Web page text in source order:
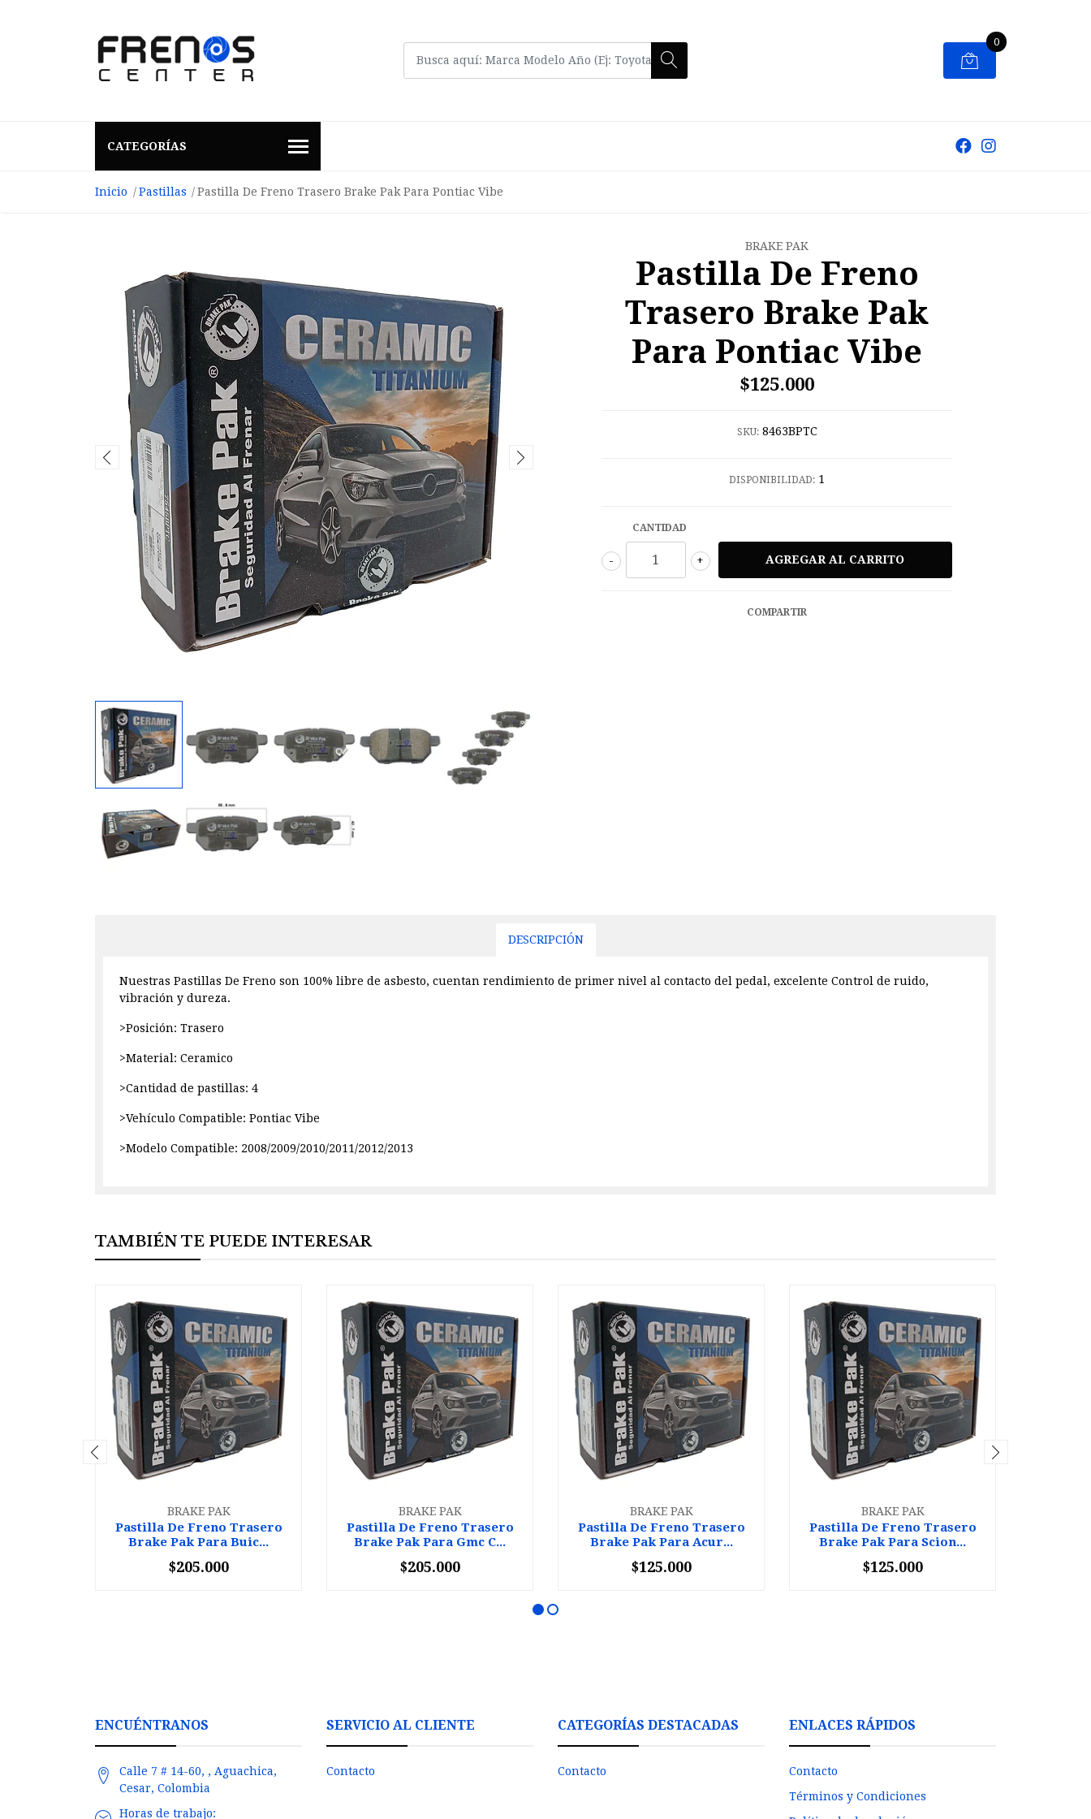
0
CATEGORÍAS
Inicio Pastillas Pastilla De Freno Trasero Brake Pak Para Pontiac Vibe
BRAKE PAK
Pastilla De Freno
Trasero Brake Pak
Para Pontiac Vibe
$125.000
SKU: 8463BPTC
DISPONIBILIDAD: 1
CANTIDAD
+
-
COMPARTIR
DESCRIPCIÓN
Nuestras Pastillas De Freno son 100% libre de asbesto, cuentan rendimiento de primer nivel al contacto del pedal, excelente Control de ruido,
vibración y dureza.
>Posición: Trasero
>Material: Ceramico
>Cantidad de pastillas: 4
>Vehículo Compatible: Pontiac Vibe
>Modelo Compatible: 2008/2009/2010/2011/2012/2013
TAMBIÉN TE PUEDE INTERESAR
BRAKE PAK
Pastilla De Freno Trasero
Brake Pak Para Buic...
+
$205.000
BRAKE PAK
Pastilla De Freno Trasero
Brake Pak Para Gmc C...
+
$205.000
BRAKE PAK
Pastilla De Freno Trasero
Brake Pak Para Acur...
+
$125.000
BRAKE PAK
Pastilla De Freno Trasero
Brake Pak Para Scion...
+
$125.000
ENCUÉNTRANOS
Calle 7 # 14-60, , Aguachica,
Cesar, Colombia
Horas de trabajo:
SERVICIO AL CLIENTE
Contacto
CATEGORÍAS DESTACADAS
Contacto
ENLACES RÁPIDOS
Contacto
Términos y Condiciones